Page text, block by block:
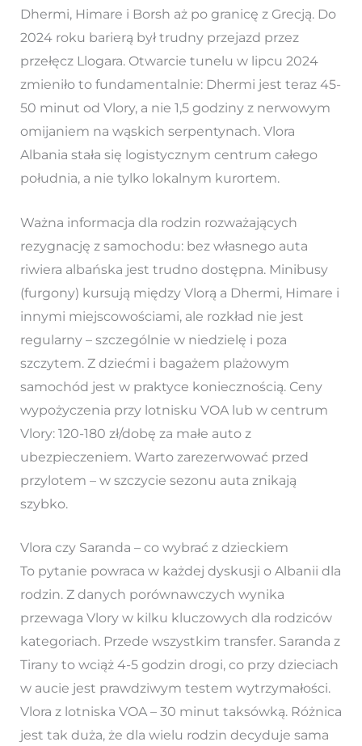
Dhermi, Himare i Borsh aż po granicę z Grecją. Do
2024 roku barierą był trudny przejazd przez
przełęcz Llogara. Otwarcie tunelu w lipcu 2024
zmieniło to fundamentalnie: Dhermi jest teraz 45-
50 minut od Vlory, a nie 1,5 godziny z nerwowym
omijaniem na wąskich serpentynach. Vlora
Albania stała się logistycznym centrum całego
południa, a nie tylko lokalnym kurortem.
Ważna informacja dla rodzin rozważających
rezygnację z samochodu: bez własnego auta
riwiera albańska jest trudno dostępna. Minibusy
(furgony) kursują między Vlorą a Dhermi, Himare i
innymi miejscowościami, ale rozkład nie jest
regularny – szczególnie w niedzielę i poza
szczytem. Z dziećmi i bagażem plażowym
samochód jest w praktyce koniecznością. Ceny
wypożyczenia przy lotnisku VOA lub w centrum
Vlory: 120-180 zł/dobę za małe auto z
ubezpieczeniem. Warto zarezerwować przed
przylotem – w szczycie sezonu auta znikają
szybko.
Vlora czy Saranda – co wybrać z dzieckiem
To pytanie powraca w każdej dyskusji o Albanii dla
rodzin. Z danych porównawczych wynika
przewaga Vlory w kilku kluczowych dla rodziców
kategoriach. Przede wszystkim transfer. Saranda z
Tirany to wciąż 4-5 godzin drogi, co przy dzieciach
w aucie jest prawdziwym testem wytrzymałości.
Vlora z lotniska VOA – 30 minut taksówką. Różnica
jest tak duża, że dla wielu rodzin decyduje sama